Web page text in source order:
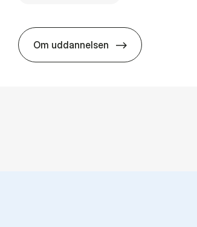
Om uddannelsen
HA al­men erhvervs­økonomi